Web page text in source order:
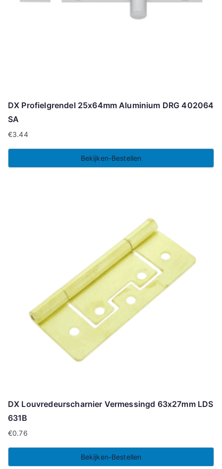
DX Profielgrendel 25x64mm Aluminium DRG 402064
SA
€3.44
Bekijken-Bestellen
DX Louvredeurscharnier Vermessingd 63x27mm LDS
631B
€0.76
Bekijken-Bestellen